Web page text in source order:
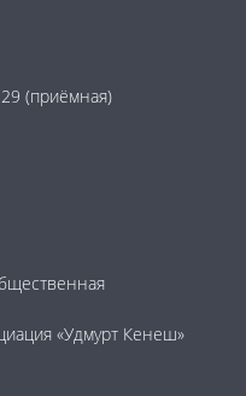
29(приёмная)
«Удмурт Кенеш»